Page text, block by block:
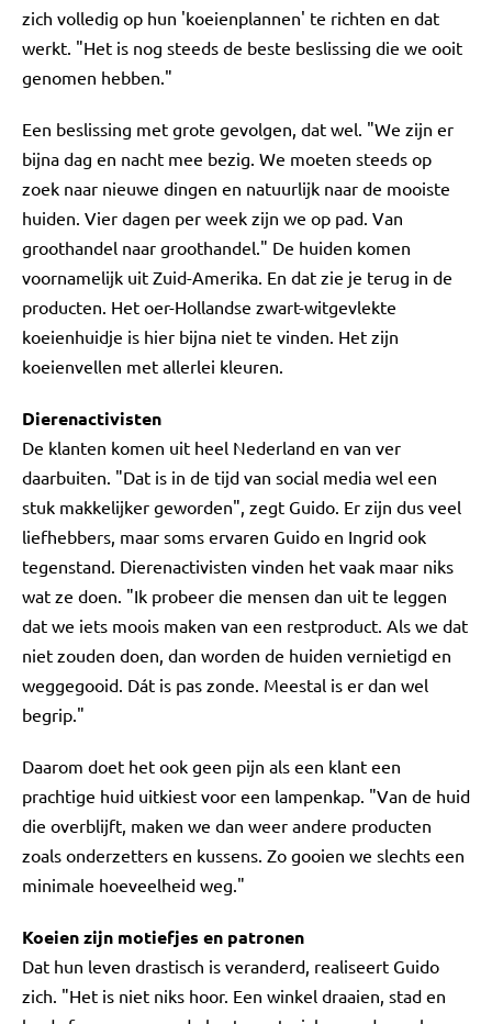
zich volledig op hun 'koeienplannen' te richten en dat
werkt. "Het is nog steeds de beste beslissing die we ooit
genomen hebben."
Een beslissing met grote gevolgen, dat wel. "We zijn er
bijna dag en nacht mee bezig. We moeten steeds op
zoek naar nieuwe dingen en natuurlijk naar de mooiste
huiden. Vier dagen per week zijn we op pad. Van
groothandel naar groothandel." De huiden komen
voornamelijk uit Zuid-Amerika. En dat zie je terug in de
producten. Het oer-Hollandse zwart-witgevlekte
koeienhuidje is hier bijna niet te vinden. Het zijn
koeienvellen met allerlei kleuren.
Dierenactivisten
De klanten komen uit heel Nederland en van ver
daarbuiten. "Dat is in de tijd van social media wel een
stuk makkelijker geworden", zegt Guido. Er zijn dus veel
liefhebbers, maar soms ervaren Guido en Ingrid ook
tegenstand. Dierenactivisten vinden het vaak maar niks
wat ze doen. "Ik probeer die mensen dan uit te leggen
dat we iets moois maken van een restproduct. Als we dat
niet zouden doen, dan worden de huiden vernietigd en
weggegooid. Dát is pas zonde. Meestal is er dan wel
begrip."
Daarom doet het ook geen pijn als een klant een
prachtige huid uitkiest voor een lampenkap. "Van de huid
die overblijft, maken we dan weer andere producten
zoals onderzetters en kussens. Zo gooien we slechts een
minimale hoeveelheid weg."
Koeien zijn motiefjes en patronen
Dat hun leven drastisch is veranderd, realiseert Guido
zich. "Het is niet niks hoor. Een winkel draaien, stad en